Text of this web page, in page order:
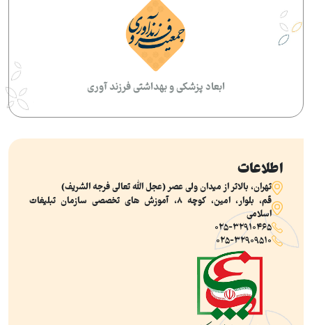
ابعاد پزشکی و بهداشتی فرزند آوری
اطلاعات
تهران، بالاتر از ميدان ولي عصر (عجل‌ الله‌ تعالی‌ فرجه‌ الشریف)
قم، بلوار، امین، کوچه 8، آموزش های تخصصی سازمان تبلیغات
اسلامی
025-32910465
025-32909510